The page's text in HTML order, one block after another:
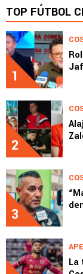
TOP FÚTBOL
1
2
3
La